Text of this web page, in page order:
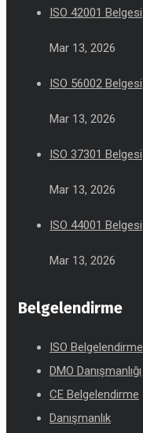
ISO 42001 Belgesi
Mar 13, 2026
ISO 56002 Belgesi
Mar 13, 2026
ISO 37301 Belgesi
Mar 13, 2026
ISO 44001 Belgesi
Mar 13, 2026
Belgelendirme
ISO Belgelendirme
DMO Danışmanlığı
CE Belgelendirme
Danışmanlık